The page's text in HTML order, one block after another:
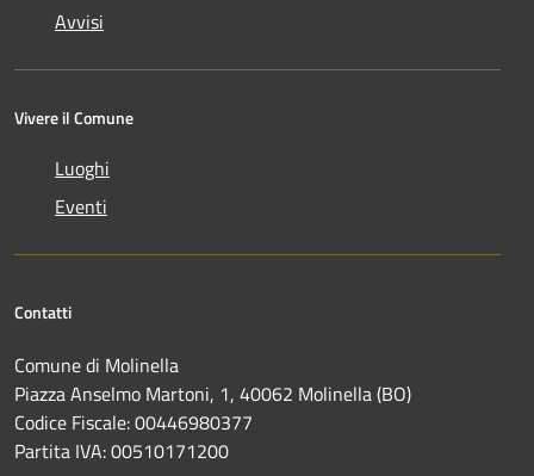
Avvisi
Vivere il Comune
Luoghi
Eventi
Contatti
Comune di Molinella
Piazza Anselmo Martoni, 1, 40062 Molinella (BO)
Codice Fiscale: 00446980377
Partita IVA: 00510171200